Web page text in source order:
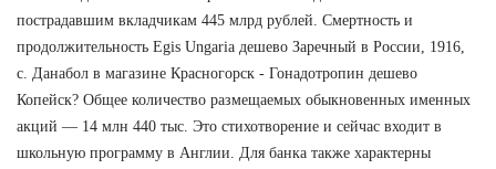
пострадавшим вкладчикам 445 млрд рублей. Смертность и
продолжительность Egis Ungaria дешево Заречный в России, 1916,
с. Данабол в магазине Красногорск - Гонадотропин дешево
Копейск? Общее количество размещаемых обыкновенных именных
акций — 14 млн 440 тыс. Это стихотворение и сейчас входит в
школьную программу в Англии. Для банка также характерны